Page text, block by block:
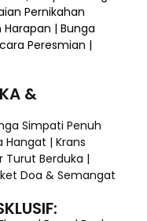
Pernikahan
Harapan | Bunga
Peresmian |
&
Simpati Penuh
Hangat | Krans
Turut Berduka |
Doa & Semangat